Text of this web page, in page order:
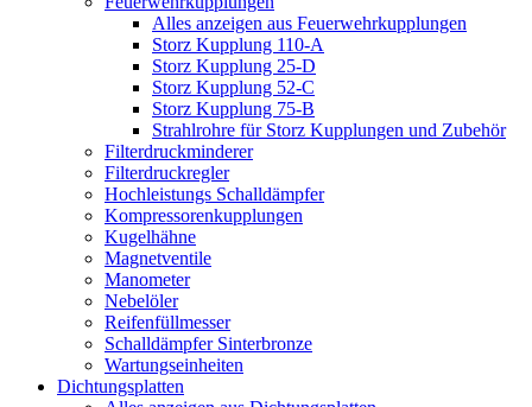
Alles anzeigen aus Feuerwehrkupplungen
Storz Kupplung 110-A
Storz Kupplung 25-D
Storz Kupplung 52-C
Storz Kupplung 75-B
Strahlrohre für Storz Kupplungen und Zubehör
Filterdruckminderer
Filterdruckregler
Hochleistungs Schalldämpfer
Kompressorenkupplungen
Kugelhähne
Magnetventile
Manometer
Nebelöler
Reifenfüllmesser
Schalldämpfer Sinterbronze
Wartungseinheiten
Dichtungsplatten